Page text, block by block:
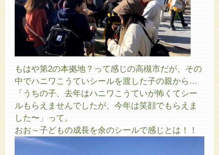
もはや第2の本拠地？って感じの高槻市だが、その
中でハニワこうていシールを渡した子の親から…
「うちの子、去年はハニワこうていが怖くてシー
ルもらえませんでしたが、今年は笑顔でもらえま
した〜」って。
おお～子どもの成長を余のシールで感じとは！！